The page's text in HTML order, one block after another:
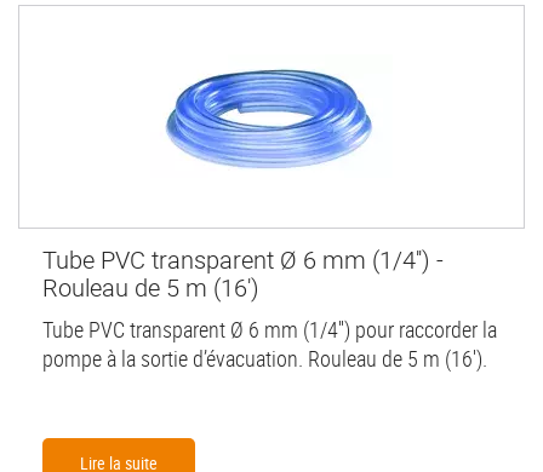
Tube PVC transparent Ø 6 mm (1/4'') -
Rouleau de 5 m (16')
Tube PVC transparent Ø 6 mm (1/4'') pour raccorder la
pompe à la sortie d’évacuation. Rouleau de 5 m (16').
Lire la suite